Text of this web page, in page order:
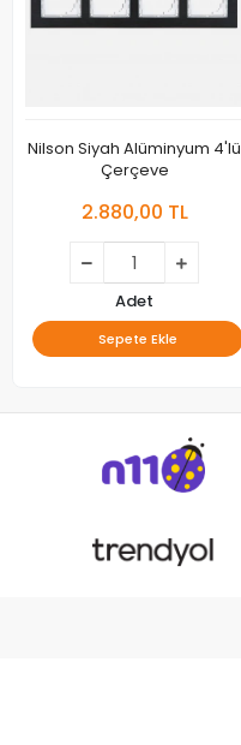
Nilson Siyah Alüminyum 4'lü
Çerçeve
2.880,00 TL
Adet
Sepete Ekle